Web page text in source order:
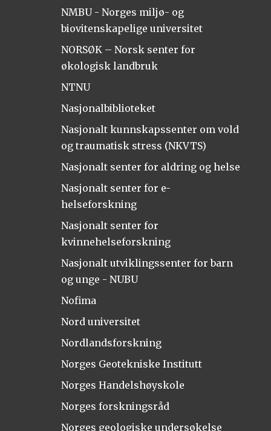
NMBU - Norges miljø- og
biovitenskapelige universitet
NORSØK – Norsk senter for
økologisk landbruk
NTNU
Nasjonalbiblioteket
Nasjonalt kunnskapssenter om vold
og traumatisk stress (NKVTS)
Nasjonalt senter for aldring og helse
Nasjonalt senter for e-
helseforskning
Nasjonalt senter for
kvinnehelseforskning
Nasjonalt utviklingssenter for barn
og unge - NUBU
Nofima
Nord universitet
Nordlandsforskning
Norges Geotekniske Institutt
Norges Handelshøyskole
Norges forskningsråd
Norges geologiske undersøkelse